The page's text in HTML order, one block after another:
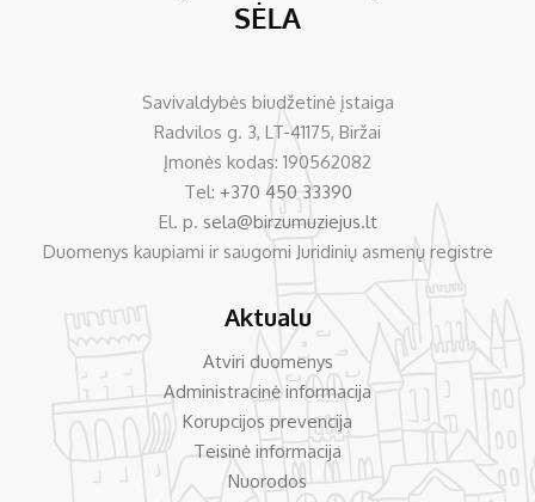
Savivaldybės biudžetinė įstaiga
Radvilos g. 3, LT-41175, Biržai
Įmonės kodas: 190562082
Tel: +370 450 33390
El. p. sela@birzumuziejus.lt
Duomenys kaupiami ir saugomi Juridinių asmenų registre
Aktualu
Atviri duomenys
Administracinė informacija
Korupcijos prevencija
Teisinė informacija
Nuorodos